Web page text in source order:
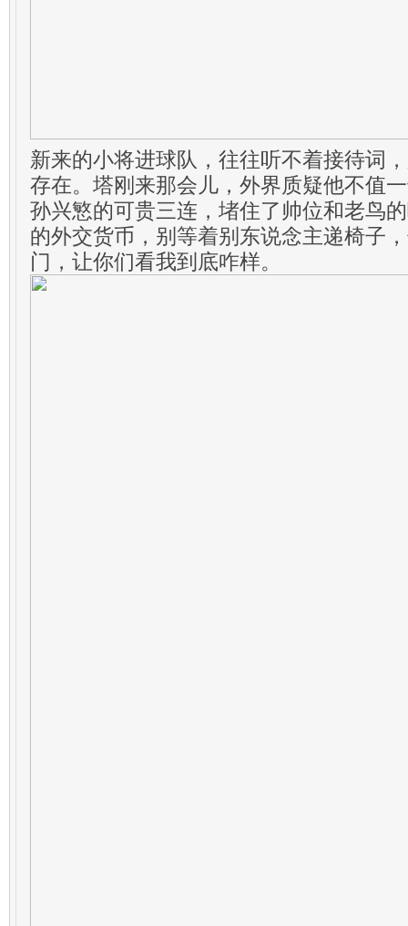
新来的小将进球队，往往听不着接待词
存在。塔刚来那会儿，外界质疑他不值
孙兴慜的可贵三连，堵住了帅位和老鸟
的外交货币，别等着别东说念主递椅子
门，让你们看我到底咋样。